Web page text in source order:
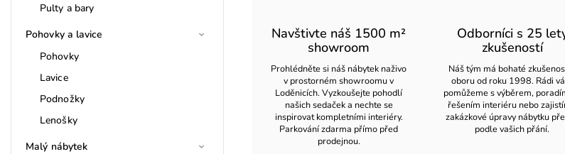
Pulty a bary
Pohovky a lavice
Pohovky
Lavice
Podnožky
Lenošky
Malý nábytek
Navštivte náš 1500 m²
showroom
Prohlédněte si náš nábytek naživo
v prostorném showroomu v
Loděnicích. Vyzkoušejte pohodlí
našich sedaček a nechte se
inspirovat kompletními interiéry.
Parkování zdarma přímo před
prodejnou.
Odborníci s 25
zkušeností
Náš tým má bohaté
oboru od roku 1998. Rádi
pomůžeme s výběrem,
řešením interiéru nebo
zakázkové úpravy nábytku
podle vašich přání.